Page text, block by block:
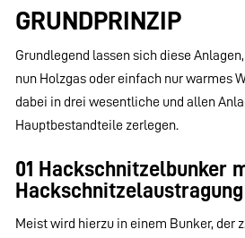
GRUNDPRINZIP
Grundlegend lassen sich diese
nun Holzgas oder einfach nur warmes
dabei in drei wesentliche und allen
Hauptbestandteile zerlegen.
01 Hackschnitzelbunker
Hackschnitzelaustragung
Meist wird hierzu in einem Bunker, der